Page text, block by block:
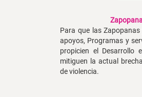
Para que las
apoyos, Programas y
propicien el Desarrollo
mitiguen la actual
de violencia.